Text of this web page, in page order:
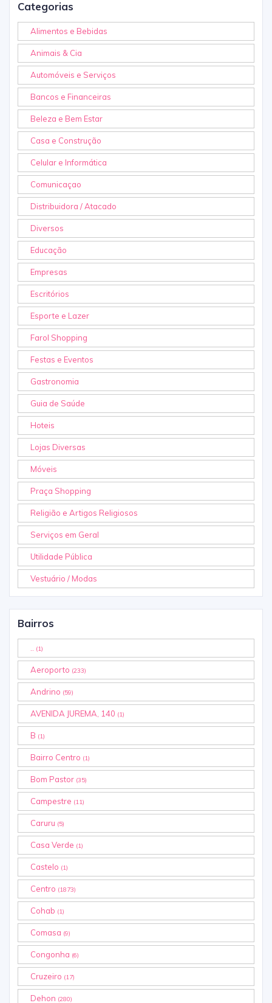
Categorias
Alimentos e Bebidas
Animais & Cia
Automóveis e Serviços
Bancos e Financeiras
Beleza e Bem Estar
Casa e Construção
Celular e Informática
Comunicaçao
Distribuidora / Atacado
Diversos
Educação
Empresas
Escritórios
Esporte e Lazer
Farol Shopping
Festas e Eventos
Gastronomia
Guia de Saúde
Hoteis
Lojas Diversas
Móveis
Praça Shopping
Religião e Artigos Religiosos
Serviços em Geral
Utilidade Pública
Vestuário / Modas
Bairros
(1)
Aeroporto (233)
Andrino (59)
AVENIDA JUREMA, 140 (1)
B (1)
Bairro Centro (1)
Bom Pastor (35)
Campestre (11)
Caruru (5)
Casa Verde (1)
Castelo (1)
Centro (1873)
Cohab (1)
Comasa (9)
Congonha (6)
Cruzeiro (17)
Dehon (280)